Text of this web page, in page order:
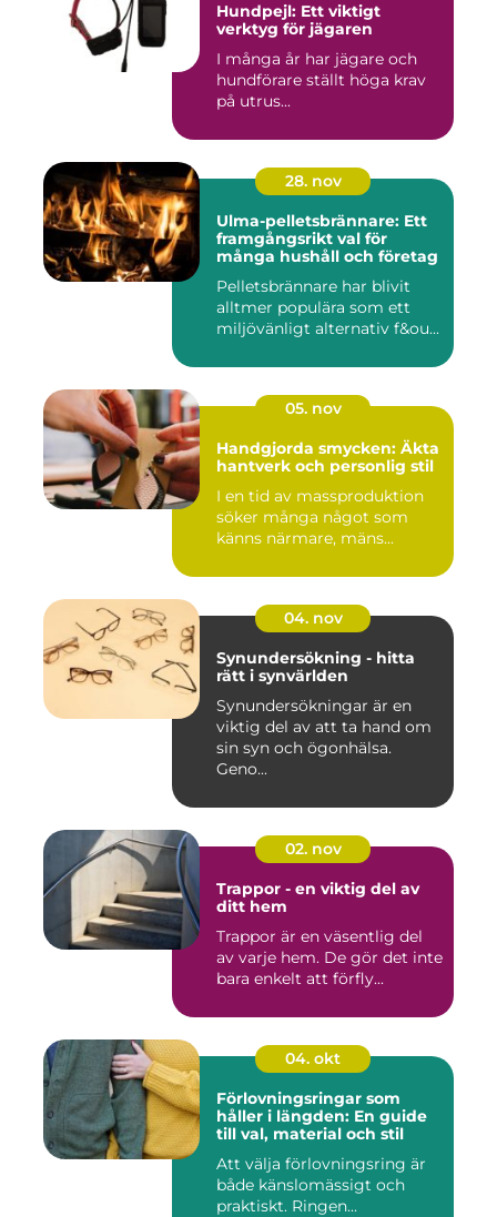
Hundpejl: Ett viktigt
verktyg för jägaren
I många år har jägare och
hundförare ställt höga krav
på utrus...
28. nov
Ulma-pelletsbrännare: Ett
framgångsrikt val för
många hushåll och företag
Pelletsbrännare har blivit
alltmer populära som ett
miljövänligt alternativ f&ou...
05. nov
Handgjorda smycken: Äkta
hantverk och personlig stil
I en tid av massproduktion
söker många något som
känns närmare, mäns...
04. nov
Synundersökning - hitta
rätt i synvärlden
Synundersökningar är en
viktig del av att ta hand om
sin syn och ögonhälsa.
Geno...
02. nov
Trappor - en viktig del av
ditt hem
Trappor är en väsentlig del
av varje hem. De gör det inte
bara enkelt att förfly...
04. okt
Förlovningsringar som
håller i längden: En guide
till val, material och stil
Att välja förlovningsring är
både känslomässigt och
praktiskt. Ringen...